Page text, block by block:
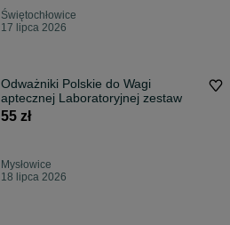
Świętochłowice
17 lipca 2026
Odważniki Polskie do Wagi
aptecznej Laboratoryjnej zestaw
55 zł
Mysłowice
18 lipca 2026